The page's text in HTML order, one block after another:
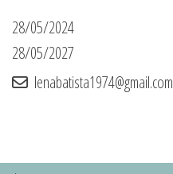
28/05/2024
28/05/2027
lenabatista1974@gmail.com